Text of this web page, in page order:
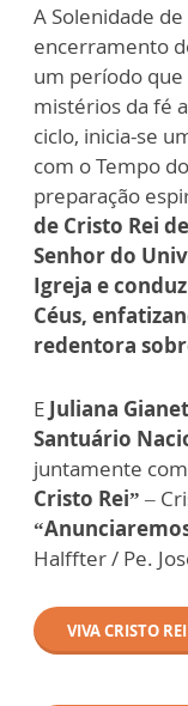
A Solenidade
encerramento
um período que
mistérios da fé
ciclo, inicia-se
com o Tempo
preparação
de Cristo Rei
Senhor do
Igreja e
Céus,
redentora
E Juliana
Santuário
juntamente
Cristo Rei” –
Halffter / Pe.
VIVA CRISTO REI